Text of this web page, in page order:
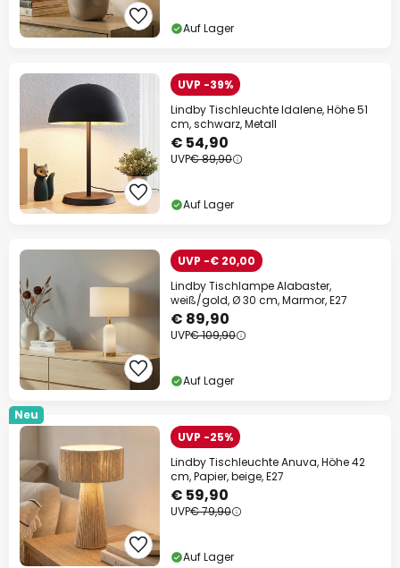
Auf Lager
UVP -39%
Lindby Tischleuchte Idalene, Höhe 51
cm, schwarz, Metall
€ 54,90
UVP€ 89,90
Auf Lager
UVP -€ 20,00
Lindby Tischlampe Alabaster,
weiß/gold, Ø 30 cm, Marmor, E27
€ 89,90
UVP€ 109,90
Auf Lager
Neu
UVP -25%
Lindby Tischleuchte Anuva, Höhe 42
cm, Papier, beige, E27
€ 59,90
UVP€ 79,90
Auf Lager